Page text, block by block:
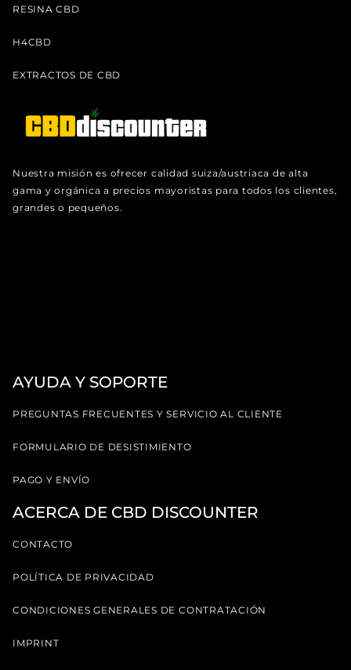
RESINA CBD
H4CBD
EXTRACTOS DE CBD
Nuestra misión es ofrecer calidad suiza/austriaca de alta
gama y orgánica a precios mayoristas para todos los clientes,
grandes o pequeños.
AYUDA Y SOPORTE
PREGUNTAS FRECUENTES Y SERVICIO AL CLIENTE
FORMULARIO DE DESISTIMIENTO
PAGO Y ENVÍO
ACERCA DE CBD DISCOUNTER
CONTACTO
POLÍTICA DE PRIVACIDAD
CONDICIONES GENERALES DE CONTRATACIÓN
IMPRINT